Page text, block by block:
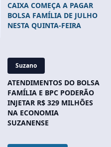
CAIXA COMEÇA A PAGAR
BOLSA FAMÍLIA DE JULHO
NESTA QUINTA-FEIRA
Suzano
ATENDIMENTOS DO BOLSA
FAMÍLIA E BPC PODERÃO
INJETAR R$ 329 MILHÕES
NA ECONOMIA
SUZANENSE